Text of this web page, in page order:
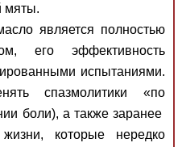
мяты.
является полностью
его эффективность
испытаниями.
спазмолитики «по
боли), а также заранее
которые нередко